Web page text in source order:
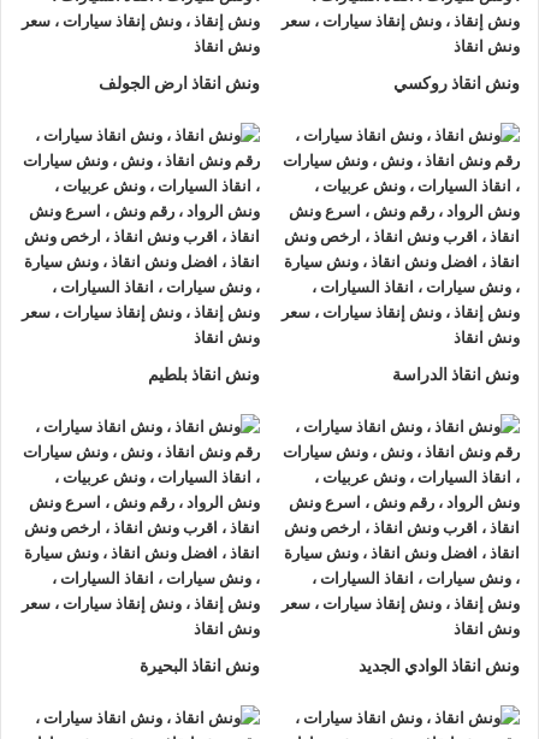
نقوم باستبدال الاطارات و التزود بالوقود والتزود بالماء.
في حال استدعاء ونش انقاذ الاسماعيلية او الاتصال بـرقم ونش
01063144040
–
01093018585
–
01120018852وإعلامنا
بالمكان الذي تحتاج
ونش انقاذ سياراتفيه.
نقوم بتوفير الوقت عليك في البحث عنونش انقاذ سيارات في
الاسماعيليةفنحنأرخص ونش انقاذ وأسرع ونش انقاذو أقرب ونش
انقاذ 01063144040
–
01093018585
–
01120018852
ان تطلب
طوال أيام الاسبوع نقدم خدماتنا
علي مدار الساعة 7 أيام بالاسبوع 365 يوما 24 يوميا.
ونش انقاذ سيارات الروادلأنقاذ السيارات اسرع و ارخصونش انقاذ
سيارات في الاسماعيليةبخصم 50% اتصل بنا الان ليصلك
اقرب
ونش انقاذ سيارات في الاسماعيلية
هناك العديد من الظروف الطارئة
التي قد تحدث لنا اثناء القيادة علي الطريق فمن الممكن ان تتعرض
لحادث سير مفاجي او ان تتعطل سيارتك وقد تحتاج الي نقلها الي
اقرب مركز صيانة او توكيل.
أذا كنت تبحث عن ونش انقاذ سيارات في الاسماعيلية اتصل بنا الان
علي 01063144040
01093018585
–
01120018852
ونش انقاذ روكسي ونش انقاذ ارض الجولف
ونش انقاذ الدراسة ونش انقاذ بلطيم
ونش انقاذ الوادي الجديد ونش انقاذ البحيرة